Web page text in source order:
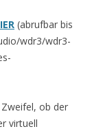
(abrufbar bis
wdr3/wdr3-
ob der
virtuell